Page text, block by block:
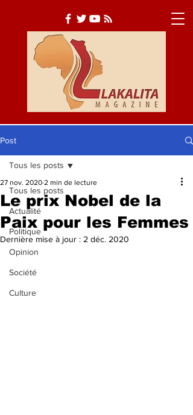
Actualité
Société
Culture
Post
Tous les posts
Actualité
Politique
Opinion
Société
Culture
Tous les posts
Le prix Nobel de la
Paix pour les Femmes
27 nov. 2020 2 min de lecture
Dernière mise à jour : 2 déc. 2020